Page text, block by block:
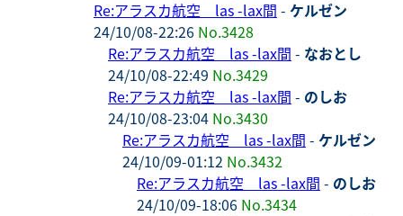
Re:アラスカ航空 las -lax間 - ケルゼン
24/10/08-22:26 No.3428
Re:アラスカ航空 las -lax間 - なおとし
24/10/08-22:49 No.3429
Re:アラスカ航空 las -lax間 - のしお
24/10/08-23:04 No.3430
Re:アラスカ航空 las -lax間 - ケルゼン
24/10/09-01:12 No.3432
Re:アラスカ航空 las -lax間 - のしお
24/10/09-18:06 No.3434